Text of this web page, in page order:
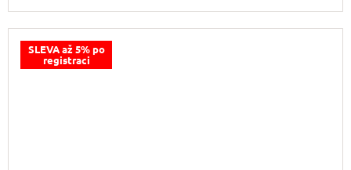
SLEVA až 5% po
registraci